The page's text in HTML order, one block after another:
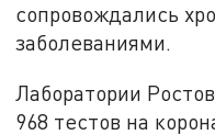
сопровождались
заболеваниями.
Лаборатории
968 тестов на